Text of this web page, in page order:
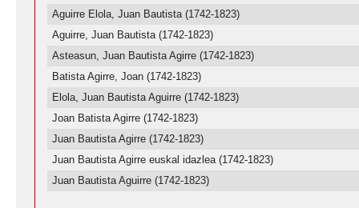
Aguirre Elola, Juan Bautista (1742-1823)
Aguirre, Juan Bautista (1742-1823)
Asteasun, Juan Bautista Agirre (1742-1823)
Batista Agirre, Joan (1742-1823)
Elola, Juan Bautista Aguirre (1742-1823)
Joan Batista Agirre (1742-1823)
Juan Bautista Agirre (1742-1823)
Juan Bautista Agirre euskal idazlea (1742-1823)
Juan Bautista Aguirre (1742-1823)